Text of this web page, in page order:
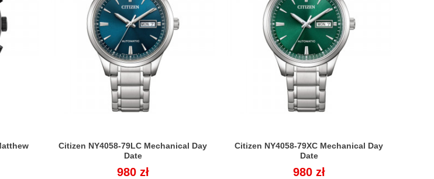
Citizen NY4058-79LC Mechanical Day
Date
Cena
980 zł

Citizen NY4058-79XC Mechanical Day
Date
Cena
980 zł
